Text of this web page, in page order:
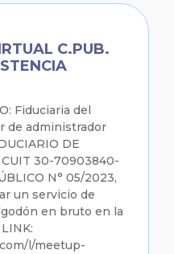
C.PUB.
Fiduciaria del
de administrador
DE
CUIT 30-70903840-
N° 05/2023,
un servicio de
en bruto en la
l/meetup-